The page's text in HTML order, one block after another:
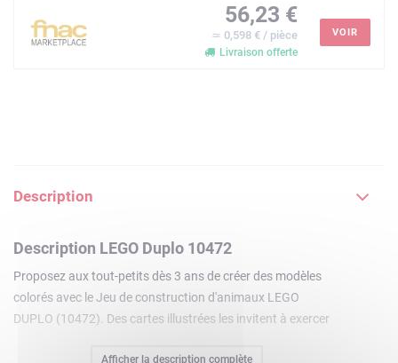
56,23 €
≃ 0,598 € / pièce
Livraison offerte
VOIR
Description
Description LEGO Duplo 10472
Proposez aux tout-petits dès 3 ans de créer des modèles
colorés avec le Jeu de construction d'animaux LEGO
DUPLO (10472). Des cartes illustrées les invitent à exercer
Afficher la description complète